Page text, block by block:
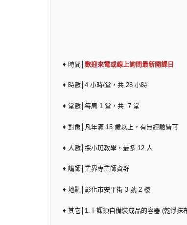
♦ 時間│ 歡迎來電或線上詢問最新開課日
♦ 時數│4 小時/堂，共 28 小時
♦ 堂數│每周 1 堂，共 7 堂
♦ 對象│凡年滿 15 歲以上，有無經驗皆可
♦ 人數│採小班教學，最多 12 人
♦ 講師│業界專業師資群
♦ 地點│彰化市安平街 3 號 2 樓
♦ 其它│1.上課須自備裝成品的容器 (乾淨